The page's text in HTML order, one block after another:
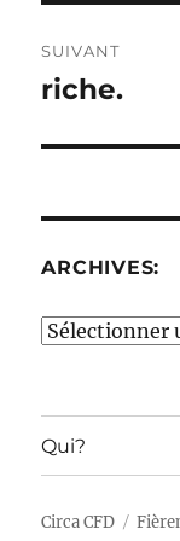
SUIVANT
Publication
riche.
ARCHIVES:
Archives:
Qui?
Circa CFD